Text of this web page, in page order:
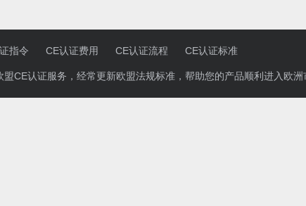
指令 CE认证费用 CE认证流程 CE认证标准
CE认证服务，经常更新欧盟法规标准，帮助您的产品顺利进入欧